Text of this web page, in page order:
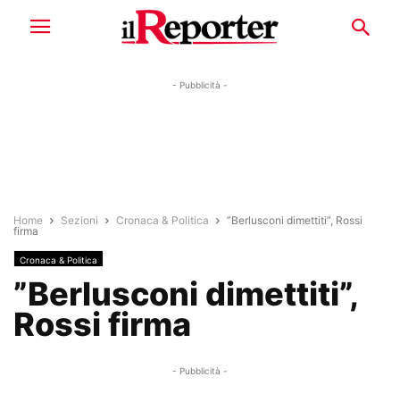
- Pubblicità -
Home Sezioni Cronaca & Politica
”Berlusconi dimettiti”, Rossi
firma
Cronaca & Politica
”Berlusconi dimettiti”,
Rossi firma
- Pubblicità -